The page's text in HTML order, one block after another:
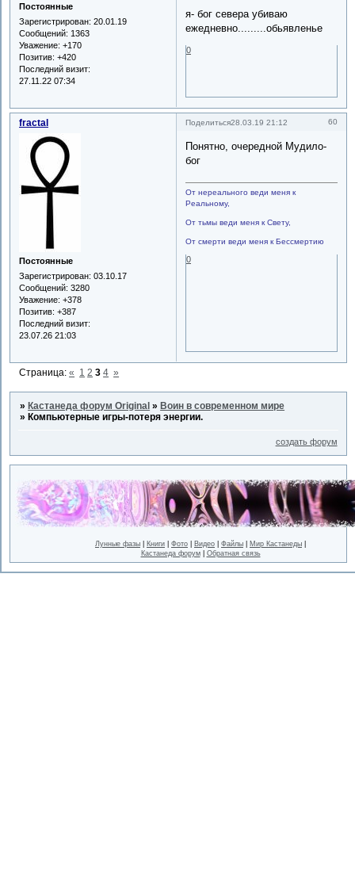
Постоянные
Зарегистрирован: 20.01.19
Сообщений: 1363
Уважение: +170
Позитив: +420
Последний визит:
27.11.22 07:34
я- бог севера убиваю
ежедневно.........обьявленье
0
Поделиться 60
28.03.19 21:12
fractal
Постоянные
Зарегистрирован: 03.10.17
Сообщений: 3280
Уважение: +378
Позитив: +387
Последний визит:
23.07.26 21:03
Понятно, очередной Мудило-
бог
От нереального веди меня к
Реальному,
От тьмы веди меня к Свету,
От смерти веди меня к Бессмертию
0
Страница:« 1 2 3 4 »
» Кастанеда форум Original » Воин в современном мире
» Компьютерные игры-потеря энергии.
создать форум
Лунные фазы Книги Фото Видео Файлы Мир Кастанеды
Кастанеда форум| Обратная связь